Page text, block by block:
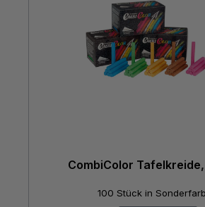
CombiColor
100 Stück in